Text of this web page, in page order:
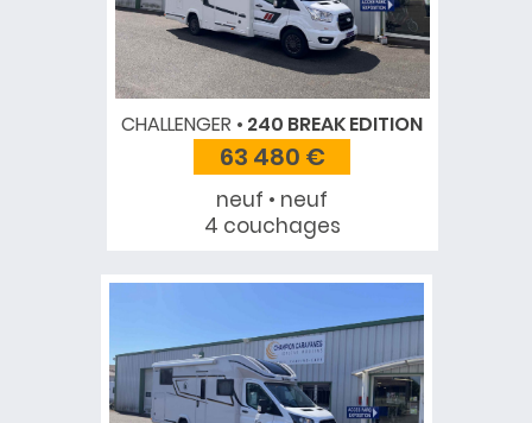
CHALLENGER 240 BREAK EDITION
63 480 €
neuf • neuf
4 couchages